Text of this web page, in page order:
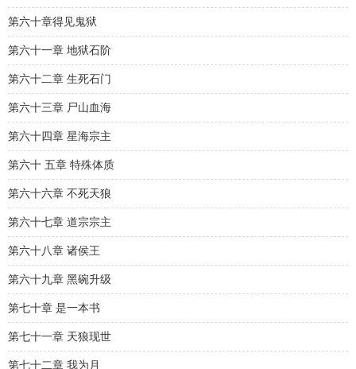
第六十章得见鬼狱
第六十一章 地狱石阶
第六十二章 生死石门
第六十三章 尸山血海
第六十四章 星海宗主
第六十 五章 特殊体质
第六十六章 不死天狼
第六十七章 道宗宗主
第六十八章 诸侯王
第六十九章 黑碗升级
第七十章 是一本书
第七十一章 天狼现世
第七十二章 我为月